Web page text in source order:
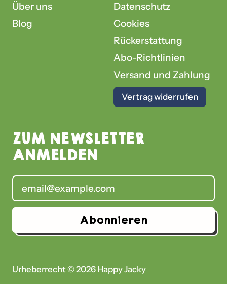
Über uns
Blog
Datenschutz
Cookies
Rückerstattung
Abo-Richtlinien
Versand und Zahlung
Vertrag widerrufen
ZUM NEWSLETTER
ANMELDEN
E-Mail-Adresse
Abonnieren
Urheberrecht © 2026 Happy Jacky